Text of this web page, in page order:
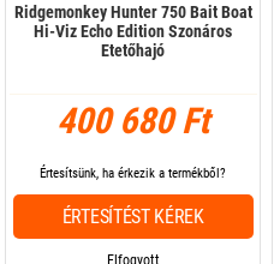
Ridgemonkey Hunter 750 Bait Boat
Hi-Viz Echo Edition Szonáros
Etetőhajó
400 680 Ft
Elfogyott
Értesítsünk, ha érkezik a termékből?
ÉRTESÍTÉST KÉREK